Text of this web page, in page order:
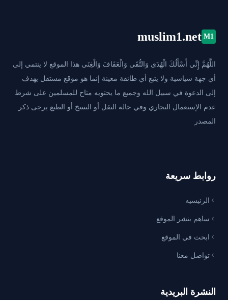
M1
muslim1.net
اللَّهُمَّ إِنِّي أَسْأَلُكَ الْهُدَى وَالتُّقَى وَالْعَفَافَ وَالْغِنَى هذا الموقع لا ينتمي إلى
أي جهة سياسية ولا يتبع أي طائفة معينة إنما هو موقع مستقل يهدف
إلى الدعوة في سبيل الله وجميع ما يحتويه متاح للمسلمين على شرط
عدم الإستعمال التجاري وفي حالة النقل أو النسخ أو الطبع يرجى ذكر
المصدر
روابط سريعة
الرئيسيه
ساهم بنشر الموقع
ابحث في الموقع
تواصل معنا
النشرة البريدية